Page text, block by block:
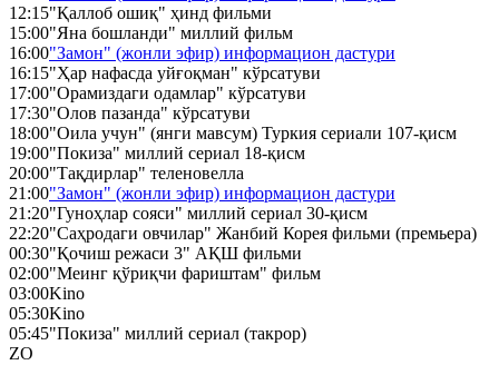
12:15"Қаллоб ошиқ" ҳинд фильми
15:00"Яна бошланди" миллий фильм
16:00"Замон" (жонли эфир) информацион дастури
16:15"Ҳар нафасда уйғоқман" кўрсатуви
17:00"Орамиздаги одамлар" кўрсатуви
17:30"Олов пазанда" кўрсатуви
18:00"Оила учун" (янги мавсум) Туркия сериали 107-қисм
19:00"Покиза" миллий сериал 18-қисм
20:00"Тақдирлар" теленовелла
21:00"Замон" (жонли эфир) информацион дастури
21:20"Гуноҳлар сояси" миллий сериал 30-қисм
22:20"Саҳродаги овчилар" Жанбий Корея фильми (премьера)
00:30"Қочиш режаси 3" АҚШ фильми
02:00"Меинг қўриқчи фариштам" фильм
03:00Kino
05:30Kino
05:45"Покиза" миллий сериал (такрор)
ZO